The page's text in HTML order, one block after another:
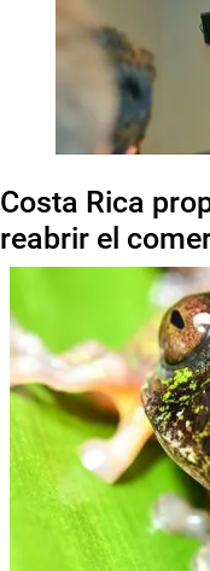
Costa Rica
reabrir el